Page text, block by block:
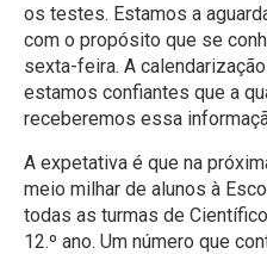
os testes. Estamos a
com o propósito que se
sexta-feira. A
estamos confiantes que a
receberemos essa
A expetativa é que na
meio milhar de alunos à
todas as turmas de
12.º ano. Um número que